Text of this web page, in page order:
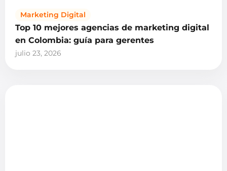
Marketing Digital
Top 10 mejores agencias de marketing digital
en Colombia: guía para gerentes
julio 23, 2026